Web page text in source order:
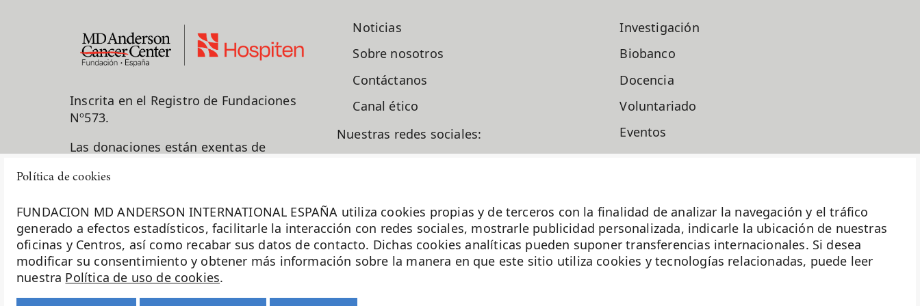
Política de cookies
FUNDACION MD ANDERSON INTERNATIONAL ESPAÑA utiliza cookies propias y de terceros con la finalidad de analizar la navegación y el tráfico
generado a efectos estadísticos, facilitarle la interacción con redes sociales, mostrarle publicidad personalizada, indicarle la ubicación de nuestras
oficinas y Centros, así como recabar sus datos de contacto. Dichas cookies analíticas pueden suponer transferencias internacionales. Si desea
modificar su consentimiento y obtener más información sobre la manera en que este sitio utiliza cookies y tecnologías relacionadas, puede leer
nuestra Política de uso de cookies.
Inscrita en el Registro de Fundaciones
Nº573.
Las donaciones están exentas de
info@fundacionmdandersonhospiten.es
C/ Arturo Soria, 270 28033 Madrid
Noticias
Sobre nosotros
Contáctanos
Canal ético
Nuestras redes sociales:
La Fundación MD Anderson España - Hospiten
Investigación
Biobanco
Docencia
Voluntariado
Eventos
Transparencia